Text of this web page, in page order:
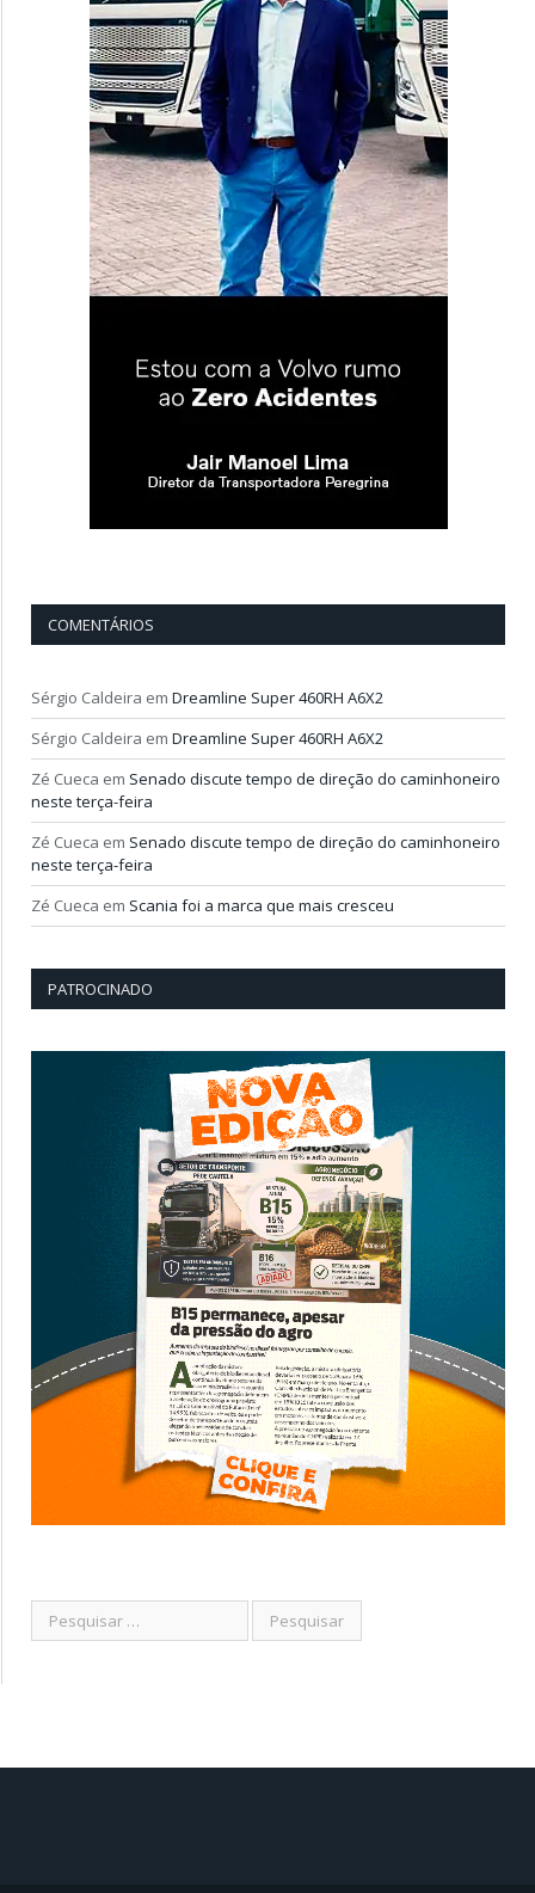
COMENTÁRIOS
Sérgio Caldeira em Dreamline Super 460RH A6X2
Sérgio Caldeira em Dreamline Super 460RH A6X2
Zé Cueca em Senado discute tempo de direção do caminhoneiro
neste terça-feira
Zé Cueca em Senado discute tempo de direção do caminhoneiro
neste terça-feira
Zé Cueca em Scania foi a marca que mais cresceu
PATROCINADO